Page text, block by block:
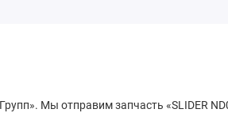
Мы отправим запчасть «SLIDER